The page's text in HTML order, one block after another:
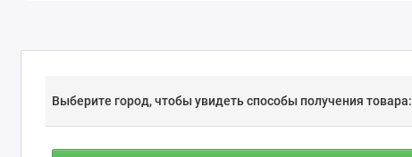
Выберите город, чтобы увидеть способы получения товара: